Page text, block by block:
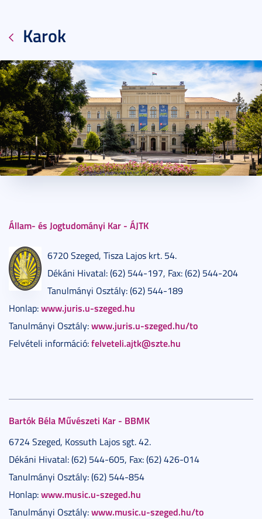
Karok
Állam- és Jogtudományi Kar - ÁJTK
6720 Szeged, Tisza Lajos krt. 54.
Dékáni Hivatal: (62) 544-197, Fax: (62) 544-204
Tanulmányi Osztály: (62) 544-189
Honlap:www.juris.u-szeged.hu
Tanulmányi Osztály:www.juris.u-szeged.hu/to
Felvételi információ:felveteli.ajtk@szte.hu
Bartók Béla Művészeti Kar - BBMK
6724 Szeged, Kossuth Lajos sgt. 42.
Dékáni Hivatal: (62) 544-605, Fax: (62) 426-014
Tanulmányi Osztály: (62) 544-854
Honlap:www.music.u-szeged.hu
Tanulmányi Osztály:www.music.u-szeged.hu/to